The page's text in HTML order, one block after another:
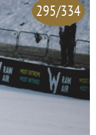
295/334